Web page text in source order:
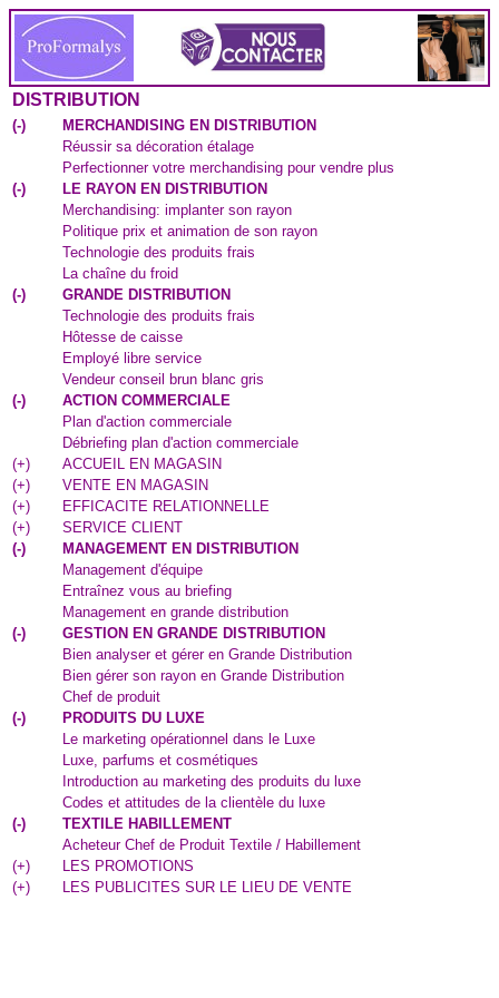
DISTRIBUTION
(-)
MERCHANDISING EN DISTRIBUTION
Réussir sa décoration étalage
Perfectionner votre merchandising pour vendre plus
(-)
LE RAYON EN DISTRIBUTION
Merchandising: implanter son rayon
Politique prix et animation de son rayon
Technologie des produits frais
La chaîne du froid
(-)
GRANDE DISTRIBUTION
Technologie des produits frais
Hôtesse de caisse
Employé libre service
Vendeur conseil brun blanc gris
(-)
ACTION COMMERCIALE
Plan d'action commerciale
Débriefing plan d'action commerciale
(+)
ACCUEIL EN MAGASIN
(+)
VENTE EN MAGASIN
(+)
EFFICACITE RELATIONNELLE
(+)
SERVICE CLIENT
(-)
MANAGEMENT EN DISTRIBUTION
Management d'équipe
Entraînez vous au briefing
Management en grande distribution
(-)
GESTION EN GRANDE DISTRIBUTION
Bien analyser et gérer en Grande Distribution
Bien gérer son rayon en Grande Distribution
Chef de produit
(-)
PRODUITS DU LUXE
Le marketing opérationnel dans le Luxe
Luxe, parfums et cosmétiques
Introduction au marketing des produits du luxe
Codes et attitudes de la clientèle du luxe
(-)
TEXTILE HABILLEMENT
Acheteur Chef de Produit Textile / Habillement
(+)
LES PROMOTIONS
(+) LES PUBLICITES SUR LE LIEU DE VENTE